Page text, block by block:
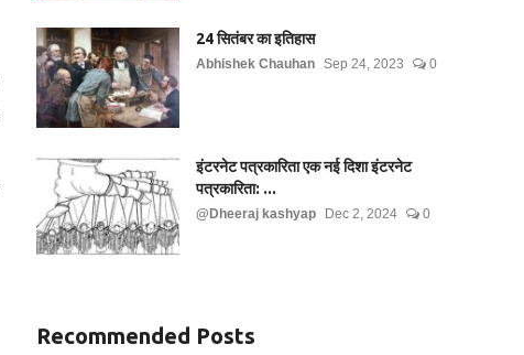
24 सितंबर का इतिहास
Abhishek Chauhan Sep 24, 2023 0
इंटरनेट पत्रकारिता एक नई दिशा इंटरनेट
पत्रकारिता: ...
@Dheeraj kashyap Dec 2, 2024 0
Recommended Posts